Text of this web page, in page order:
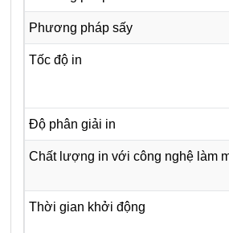
Phương pháp sấy
Tốc độ in
Độ phân giải in
Chất lượng in với công nghệ làm
Thời gian khởi động